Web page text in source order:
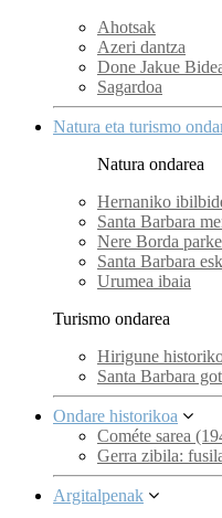
Ahotsak
Azeri dantza
Done Jakue
Sagardoa
Natura eta turismo
Natura ondarea
Hernaniko
Santa Barbara
Nere Borda
Santa Barbara
Urumea ibaia
Turismo ondarea
Hirigune
Santa Barbara
Ondare historikoa
Cométe sarea
Gerra zibila:
Argitalpenak